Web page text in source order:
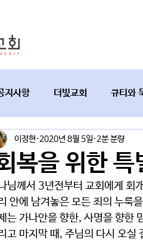
지사항 더빛교회 큐티와
토요가정예배 설교요약
복을 위한 특
이정현 2020년 8월 5일 2분 분량
님께서 3년전부터 교회에게 회
안에 남겨놓은 모든 죄의 누룩
는 가나안을 향한, 사명을 향한
고 마지막 때, 주님의 다시 오실